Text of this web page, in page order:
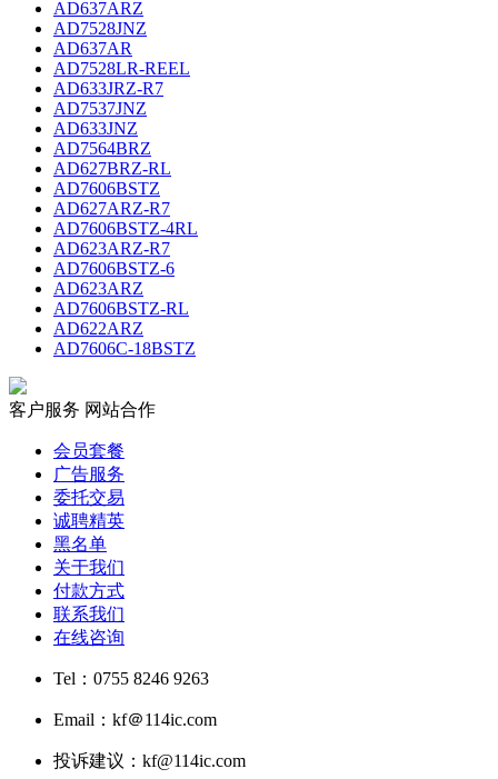
AD637ARZ
AD7528JNZ
AD637AR
AD7528LR-REEL
AD633JRZ-R7
AD7537JNZ
AD633JNZ
AD7564BRZ
AD627BRZ-RL
AD7606BSTZ
AD627ARZ-R7
AD7606BSTZ-4RL
AD623ARZ-R7
AD7606BSTZ-6
AD623ARZ
AD7606BSTZ-RL
AD622ARZ
AD7606C-18BSTZ
客户服务 网站合作
会员套餐
广告服务
委托交易
诚聘精英
黑名单
关于我们
付款方式
联系我们
在线咨询
Tel：0755 8246 9263
Email：kf＠114ic.com
投诉建议：kf@114ic.com